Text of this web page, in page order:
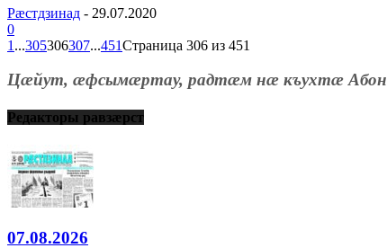
Рæстдзинад - 29.07.2020
0
1 ...305306307...451Страница 306 из 451
Цæйут, æфсымæртау, радтæм нæ къухтæ
Редакторы равзæрст
07.08.2026